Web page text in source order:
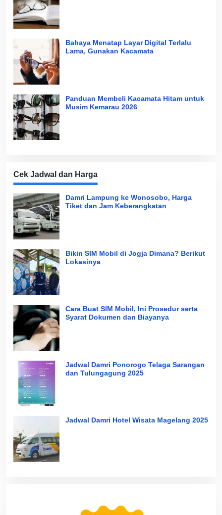
Bahaya Menatap Layar Digital Terlalu
Lama, Gunakan Kacamata
Panduan Membeli Kacamata Hitam untuk
Musim Kemarau 2026
Cek Jadwal dan Harga
Damri Lampung ke Wonosobo, Harga
Tiket dan Jam Keberangkatan
Bikin SIM Mobil di Jogja Dimana? Berikut
Lokasinya
Cara Buat SIM Mobil, Ini Prosedur serta
Syarat Dokumen dan Biayanya
Jadwal Damri Ponorogo Telaga Sarangan
dan Tulungagung 2025
Jadwal Damri Hotel Wisata Magelang 2025